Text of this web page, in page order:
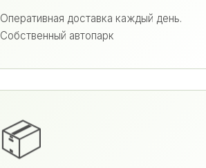
Оперативная доставка каждый день.
Собственный автопарк
📦